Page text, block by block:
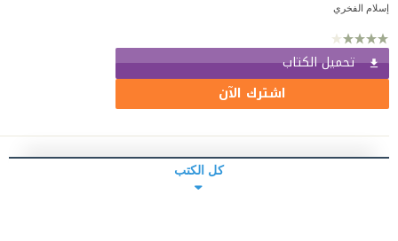
إسلام الفخري
تحميل الكتاب
اشترك الآن
كل الكتب